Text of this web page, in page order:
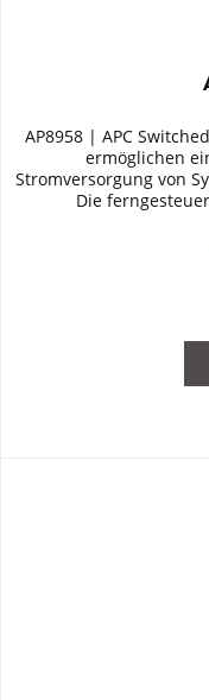
AP8958 | APC
ermöglichen
Stromversorgung von
Die